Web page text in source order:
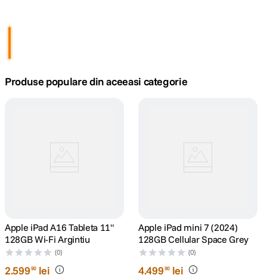
4. peak design
9. dji osmo
10 . insta 360
Produse populare din aceeasi categorie
Apple iPad A16 Tableta 11"
128GB Wi-Fi Argintiu
(0)
2.59990 lei
Apple iPad mini 7 (2024)
128GB Cellular Space Grey
(0)
4.49990 lei